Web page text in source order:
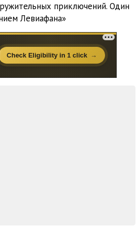
21:31
17:26
приключений. Один
Левиафана»